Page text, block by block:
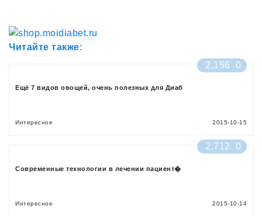
Читайте также:
2,156
0
Ещё 7 видов овощей, очень полезных для Диаб
Интересное 2015-10-15
2,712 0
Современные технологии в лечении пациент�
Интересное 2015-10-14